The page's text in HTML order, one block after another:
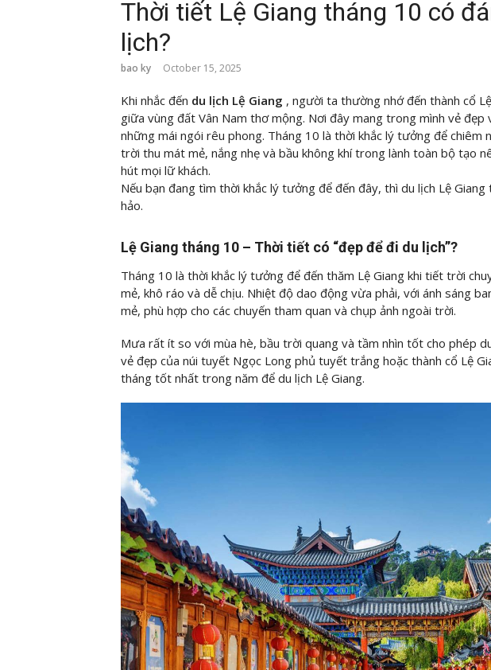
Thời tiết Lệ Giang tháng 10 có
lịch?
bao ky October 15, 2025
Khi nhắc đến du lịch Lệ Giang , người ta thường nhớ đến thành cổ
giữa vùng đất Vân Nam thơ mộng. Nơi đây mang trong mình vẻ đẹp
những mái ngói rêu phong. Tháng 10 là thời khắc lý tưởng để
trời thu mát mẻ, nắng nhẹ và bầu không khí trong lành toàn bộ tạo
hút mọi lữ khách.
Nếu bạn đang tìm thời khắc lý tưởng để đến đây, thì du lịch Lệ Giang
hảo.
Lệ Giang tháng 10 – Thời tiết có “đẹp để đi du lịch”?
Tháng 10 là thời khắc lý tưởng để đến thăm Lệ Giang khi tiết trời
mẻ, khô ráo và dễ chịu. Nhiệt độ dao động vừa phải, với ánh sáng
mẻ, phù hợp cho các chuyến tham quan và chụp ảnh ngoài trời.
Mưa rất ít so với mùa hè, bầu trời quang và tầm nhìn tốt cho phép
vẻ đẹp của núi tuyết Ngọc Long phủ tuyết trắng hoặc thành cổ Lệ
tháng tốt nhất trong năm để du lịch Lệ Giang.